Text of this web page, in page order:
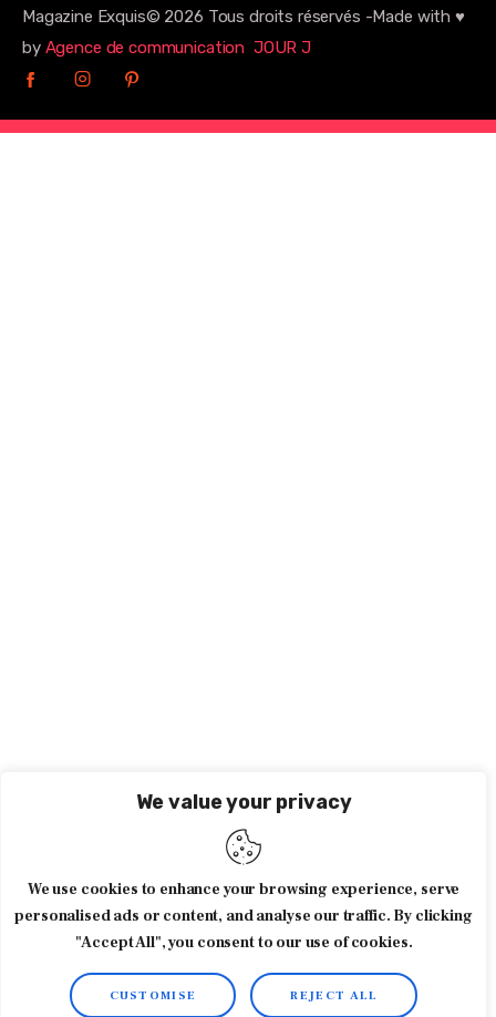
We value your privacy
We use cookies to enhance your browsing experience, serve
personalised ads or content, and analyse our traffic. By clicking
"Accept All", you consent to our use of cookies.
CUSTOMISE REJECT ALL
Magazine Exquis© 2026 Tous droits réservés -Made with ♥️
by Agence de communication JOUR J